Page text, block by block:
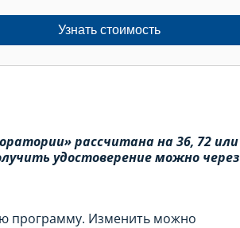
Узнать стоимость
рассчитана на 36, 72 или
удостоверение можно через
программу. Изменить можно